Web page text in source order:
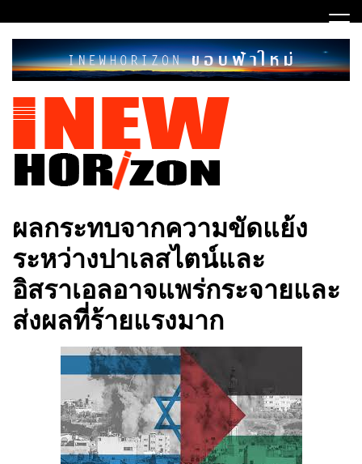
to
content
INEWHORIZON
ผลกระทบจากความขัดแย้ง
ระหว่างปาเลสไตน์และ
อิสราเอลอาจแพร่กระจายและ
ส่งผลที่ร้ายแรงมาก